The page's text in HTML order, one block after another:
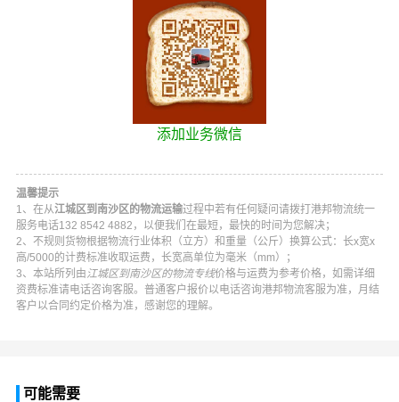
添加业务微信
温馨提示
1、在从江城区到南沙区的物流运输过程中若有任何疑问请拨打 港邦物流统一
服务电话132 8542 4882 ，以便我们在最短，最快的时间为您解决；
2、不规则货物根据物流行业体积（立方）和重量（公斤）换算公式：长x宽x
高/5000的计费标准收取运费，长宽高单位为毫米（mm）；
3、本站所列由江城区到南沙区的物流专线价格与运费为参考价格，如需详细
资费标准请电话咨询客服。普通客户报价以电话咨询港邦物流客服为准，月结
客户以合同约定价格为准，感谢您的理解。
可能需要